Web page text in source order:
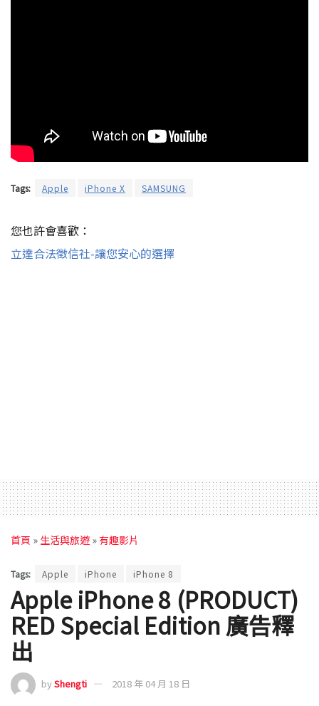
Tags: Apple iPhone X SAMSUNG
您也許會喜歡：
立達合法徵信社-讓您安心的選擇
首頁 » 生活與旅遊 »有趣影片
Tags: Apple iPhone iPhone 8
Apple iPhone 8 (PRODUCT)
RED Special Edition 廣告釋
出
byShengti 2018 年 04 月 18 日